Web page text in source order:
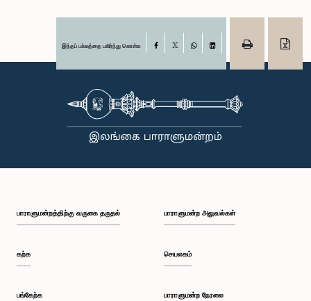
இந்தப் பக்கத்தை பகிர்ந்து கொள்க Facebook
பாராளுமன்றத்திற்கு வருகை தருதல்
கற்க
பங்கேற்க
பாராளுமன்ற அலுவல்கள்
செயலகம்
பாராளுமன்ற நேரலை